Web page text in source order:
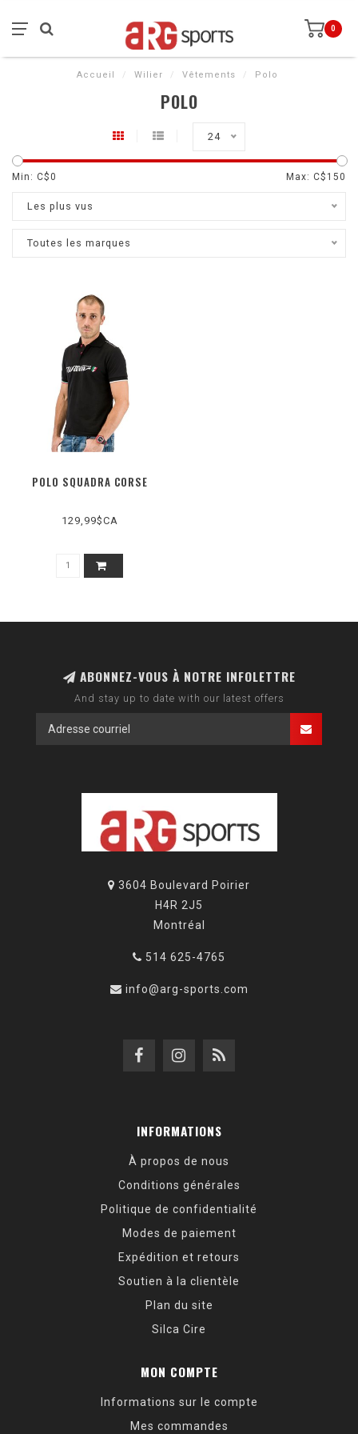
0
Accueil / Wilier / Vêtements / Polo
POLO
24
Min: C$0 Max: C$ 150
Les plus vus
Toutes les marques
POLO SQUADRA CORSE
129,99$CA
ABONNEZ-VOUS À NOTRE INFOLETTRE
And stay up to date with our latest offers
3604 Boulevard Poirier
H4R 2J5
Montréal
514 625-4765
info@arg-sports.com
INFORMATIONS
À propos de nous
Conditions générales
Politique de confidentialité
Modes de paiement
Expédition et retours
Soutien à la clientèle
Plan du site
Silca Cire
MON COMPTE
Informations sur le compte
Mes commandes